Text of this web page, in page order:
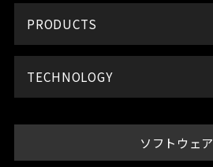
PRODUCTS
TECHNOLOGY
ソフトウェア